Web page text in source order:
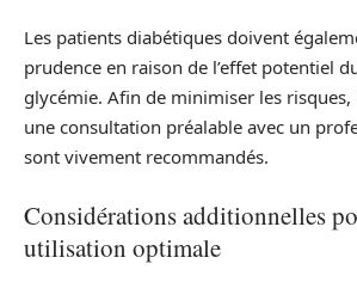
Les patients diabétiques doivent
prudence en raison de l’effet potentiel
glycémie. Afin de minimiser les
une consultation préalable avec un
sont vivement recommandés.
Considérations additionnelles
utilisation optimale